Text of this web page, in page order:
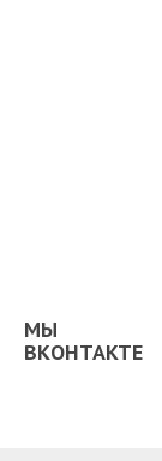
МЫ
ВКОНТАКТЕ